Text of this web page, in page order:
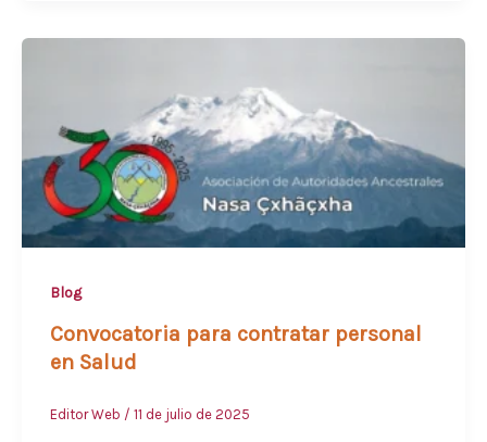
Blog
Convocatoria para contratar personal
en Salud
Editor Web / 11 de julio de 2025